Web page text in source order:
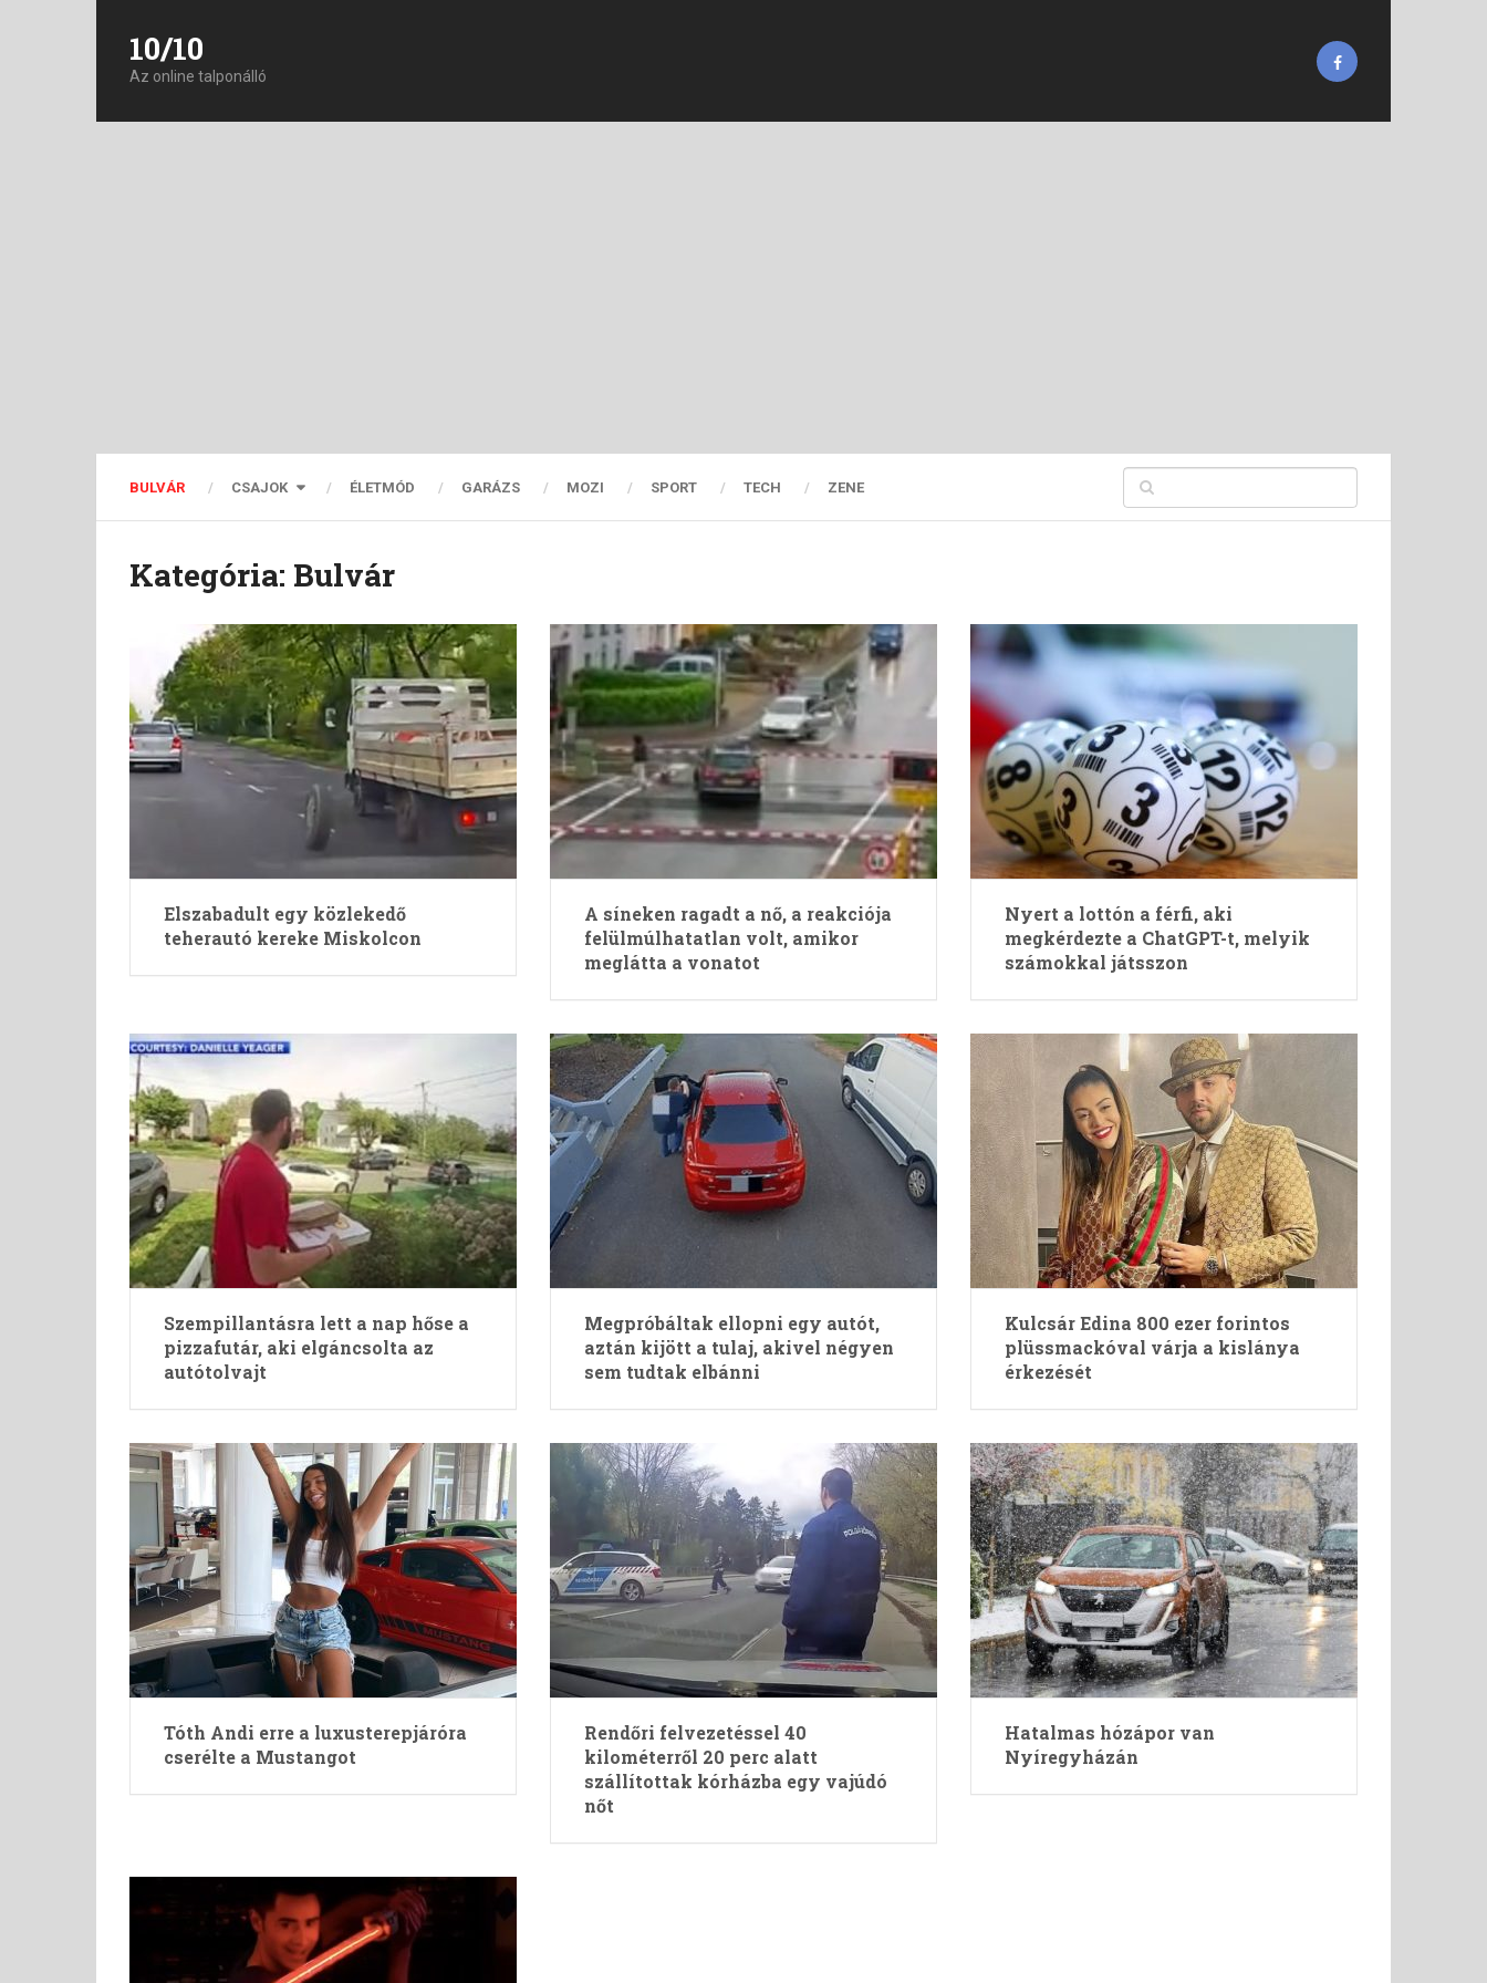
10/10
Az online talponálló
BULVÁR CSAJOK ÉLETMÓD GARÁZS MOZI SPORT TECH ZENE
Kategória: Bulvár
Elszabadult egy közlekedő
teherautó kereke Miskolcon
A síneken ragadt a nő, a reakciója
felülmúlhatatlan volt, amikor
meglátta a vonatot
Nyert a lottón a férfi, aki
megkérdezte a ChatGPT-t, melyik
számokkal játsszon
Szempillantásra lett a nap hőse a
pizzafutár, aki elgáncsolta az
autótolvajt
Megpróbáltak ellopni egy autót,
aztán kijött a tulaj, akivel négyen
sem tudtak elbánni
Kulcsár Edina 800 ezer forintos
plüssmackóval várja a kislánya
érkezését
Tóth Andi erre a luxusterepjáróra
cserélte a Mustangot
Rendőri felvezetéssel 40
kilométerről 20 perc alatt
szállítottak kórházba egy vajúdó
nőt
Hatalmas hózápor van
Nyíregyházán